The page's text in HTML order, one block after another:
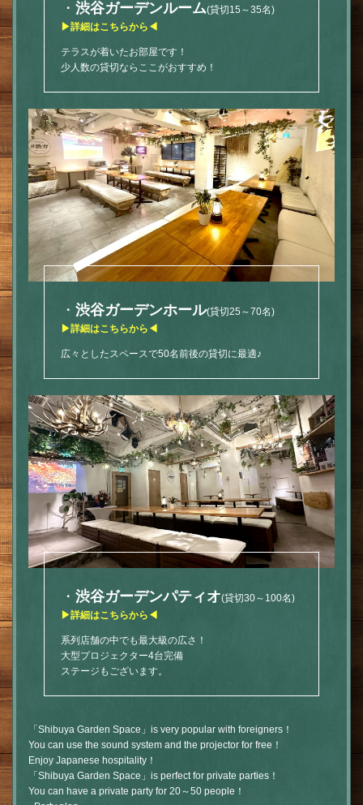
・ 渋谷ガーデンルーム(貸切15～35名)
▶詳細はこちらから◀
テラスが着いたお部屋です！
少人数の貸切ならここがおすすめ！
・ 渋谷ガーデンホール(貸切25～70名)
▶詳細はこちらから◀
広々としたスペースで50名前後の貸切に最適♪
・ 渋谷ガーデンパティオ(貸切30～100名)
▶詳細はこちらから◀
系列店舗の中でも最大級の広さ！
大型プロジェクター4台完備
ステージもございます。
「Shibuya Garden Space」is very popular with foreigners！
You can use the sound system and the projector for free！
Enjoy Japanese hospitality！
「Shibuya Garden Space」is perfect for private parties！
You can have a private party for 20～50 people！